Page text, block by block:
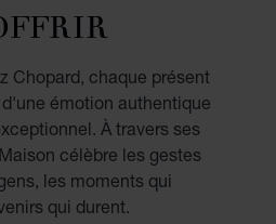
Chopard, chaque présent
émotion authentique
À travers ses
célèbre les gestes
les moments qui
qui durent.